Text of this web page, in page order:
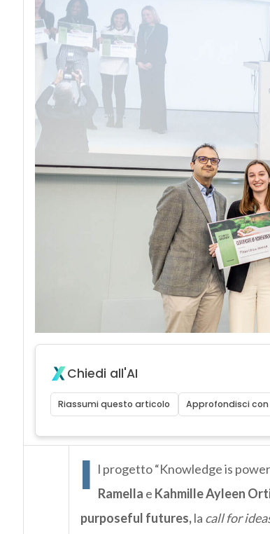
Chiedi all'AI
Riassumi questo articolo Approfondisci
I l progetto “Knowledge is
Ramella e Kahmille Ayleen
purposeful futures,la call for